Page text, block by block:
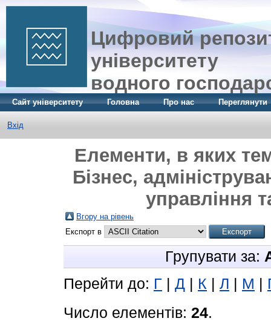
Цифровий
університету
водного
Сайт університету Головна Про нас Переглянути
Вхід
Елементи, в яких
Бізнес,
управління
Вгору на рівень
Експорт в
Групувати за:
Перейти до: Г Д К Л М
Число елементів: 24.